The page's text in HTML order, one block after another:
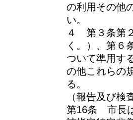
の利用その他
い。
４ 第３条第
く。）、第６
ついて準用す
の他これらの
る。
（報告及び検
第16条 市長